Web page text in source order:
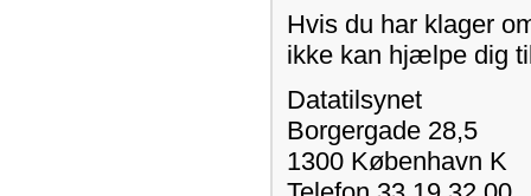
Hvis du har klager
ikke kan hjælpe dig
Datatilsynet
Borgergade 28,5
1300 København K